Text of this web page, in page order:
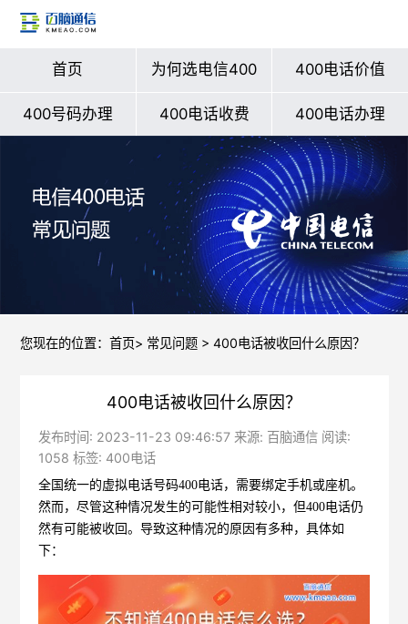
首页 为何选电信400 400电话价值
400号码办理 400电话收费 400电话办理
您现在的位置： 首页> 常见问题> 400电话被收回什么原因？
400电话被收回什么原因？
发布时间: 2023-11-23 09:46:57 来源: 百脑通信 阅读:
1058 标签: 400电话
全国统一的虚拟电话号码400电话，需要绑定手机或座机。
然而，尽管这种情况发生的可能性相对较小，但400电话仍
然有可能被收回。导致这种情况的原因有多种，具体如
下：